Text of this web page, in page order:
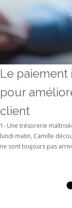
Le paiement
pour
client
1- Une trésorerie
lundi matin, Camille
ne sont toujours pas